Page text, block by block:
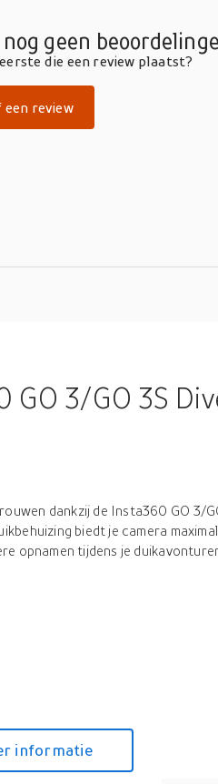
geen
die een review plaatst?
een review
GO 3/GO 3S
dankzij de Insta360 GO 3/
biedt je camera
opnamen tijdens je
informatie